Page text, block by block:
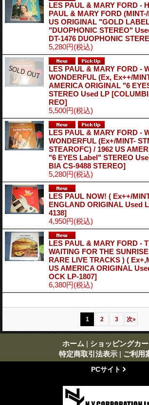
LES PAUL & MARY FORD -
PAUL & MARY FORD
US ORIGINAL "GOLD
"DUOPHONIC STEREO"
DT-1476 DUOPHONIC
5,280円(税込)
LES PAUL & MARY FORD -
WONDERFUL (Ex, Ex++/
AMERICA ORIGINAL "6
STEREO Used LP
REO]
5,500円(税込)
LES PAUL & MARY FORD -
WONDERFUL (Ex+/MINT-
STEAROFC) / 1962 US
"6 EYES Label" STEREO
BIA CS-9488 STEREO]
5,280円(税込)
LES PAUL NOW! ( Ex++/
ENGLAND ORIGINAL Used
4138]
4,950円(税込)
LES PAUL & MARY FORD -
WAITING FOR THE
RARE LIVE TRACKS ) (
US AMERICA ORIGINAL
OCK LP-1807]
6,380円(税込)
1 2 3 次»
ホーム | ショッピングカー
特定商取引法表示 | ご利用
PCサイト